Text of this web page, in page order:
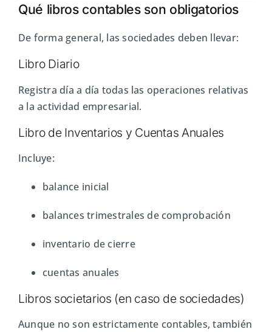
Qué libros contables son obligatorios
De forma general, las sociedades deben llevar:
Libro Diario
Registra día a día todas las operaciones relativas
a la actividad empresarial.
Libro de Inventarios y Cuentas Anuales
Incluye:
balance inicial
balances trimestrales de comprobación
inventario de cierre
cuentas anuales
Libros societarios (en caso de sociedades)
Aunque no son estrictamente contables, también